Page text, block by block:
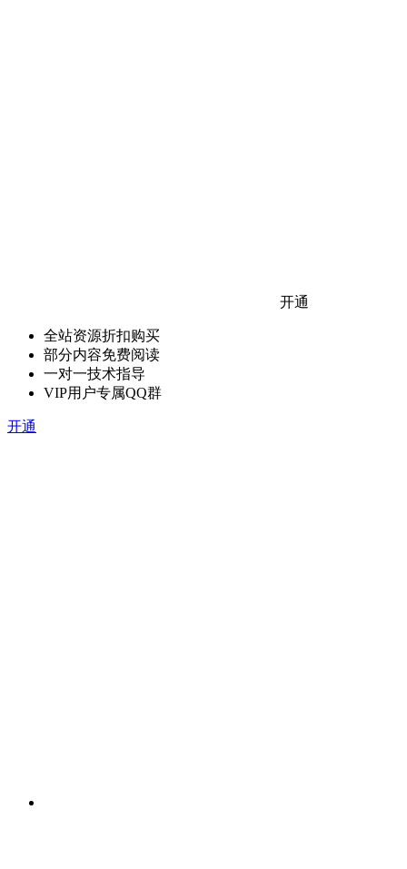
开通
全站资源折扣购买
部分内容免费阅读
一对一技术指导
VIP用户专属QQ群
开通